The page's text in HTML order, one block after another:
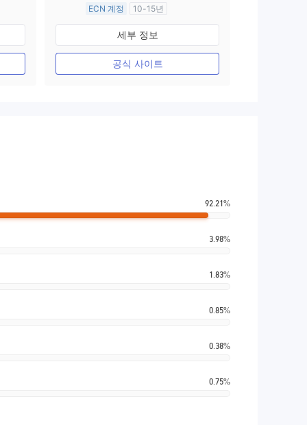
ECN 계정
10-15년
호주 규제
외환 거래 라이선스 (MM)
마스터 레이블 MT4
세부 정보
공식 사이트
92.21%
3.98%
1.83%
0.85%
0.38%
0.75%